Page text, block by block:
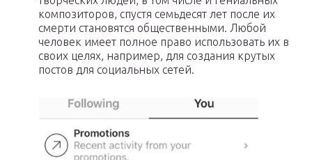
композиторов, спустя семьдесят лет после их
смерти становятся общественными. Любой
человек имеет полное право использовать их в
своих целях, например, для создания крутых
постов для социальных сетей.